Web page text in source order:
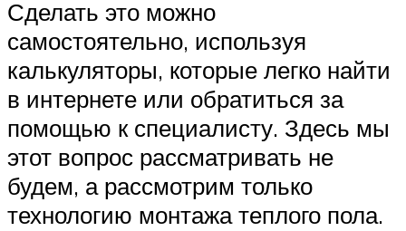
Сделать это можно
самостоятельно, используя
калькуляторы, которые легко найти
в интернете или обратиться за
помощью к специалисту. Здесь мы
этот вопрос рассматривать не
будем, а рассмотрим только
технологию монтажа теплого пола.